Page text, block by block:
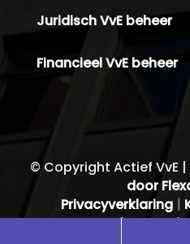
Juridisch VvE beheer
Financieel VvE beheer
© Copyright Actief VvE |
door
Privacyverklaring |